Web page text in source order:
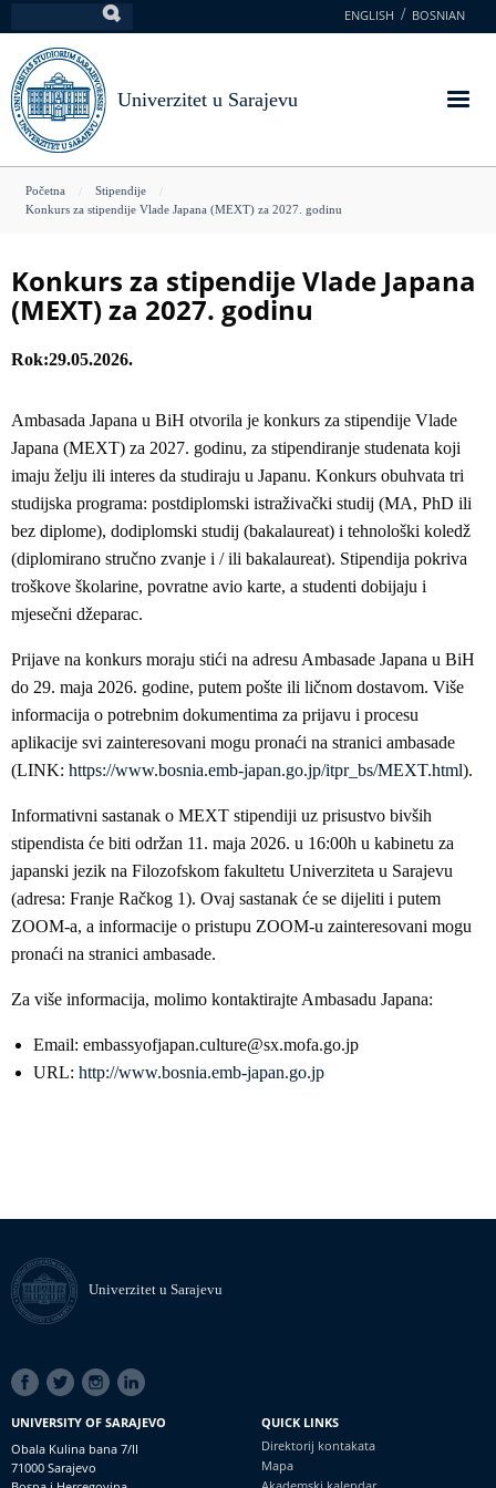
na
glavni
sadržaj
ENGLISH BOSNIAN
Univerzitet u Sarajevu
You
Početna
Stipendije
Konkurs za stipendije Vlade Japana (MEXT) za 2027. godinu
Konkurs za stipendije Vlade Japana
(MEXT) za 2027. godinu
Rok 29.05.2026.
Ambasada Japana u BiH otvorila je konkurs za stipendije Vlade
Japana (MEXT) za 2027. godinu, za stipendiranje studenata koji
imaju želju ili interes da studiraju u Japanu. Konkurs obuhvata tri
studijska programa: postdiplomski istraživački studij (MA, PhD ili
bez diplome), dodiplomski studij (bakalaureat) i tehnološki koledž
(diplomirano stručno zvanje i / ili bakalaureat). Stipendija pokriva
troškove školarine, povratne avio karte, a studenti dobijaju i
mjesečni džeparac.
Prijave na konkurs moraju stići na adresu Ambasade Japana u BiH
do 29. maja 2026. godine, putem pošte ili ličnom dostavom. Više
informacija o potrebnim dokumentima za prijavu i procesu
aplikacije svi zainteresovani mogu pronaći na stranici ambasade
(LINK: https://www.bosnia.emb-japan.go.jp/itpr_bs/MEXT.html).
Informativni sastanak o MEXT stipendiji uz prisustvo bivših
stipendista će biti održan 11. maja 2026. u 16:00h u kabinetu za
japanski jezik na Filozofskom fakultetu Univerziteta u Sarajevu
(adresa: Franje Račkog 1). Ovaj sastanak će se dijeliti i putem
ZOOM-a, a informacije o pristupu ZOOM-u zainteresovani mogu
pronaći na stranici ambasade.
Za više informacija, molimo kontaktirajte Ambasadu Japana:
Email: embassyofjapan.culture@sx.mofa.go.jp
URL: http://www.bosnia.emb-japan.go.jp
Univerzitet u Sarajevu
SOCIAL
LINKS
UNIVERSITY OF SARAJEVO
Obala Kulina bana 7/II
71000 Sarajevo
QUICK LINKS
Direktorij kontakata
Mapa